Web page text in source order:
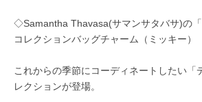
◇Samantha Thavasa(サマンサタバサ)の
コレクションバッグチャーム（ミッキー）
これからの季節にコーディネートしたい「
レクションが登場。